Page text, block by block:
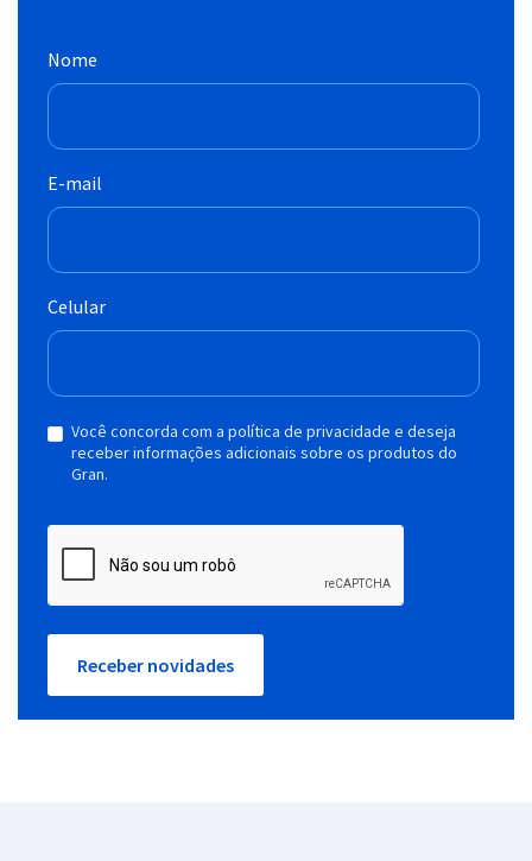
Nome
E-mail
Celular
Você concorda com a política de privacidade e deseja
receber informações adicionais sobre os produtos do
Gran.
Receber novidades